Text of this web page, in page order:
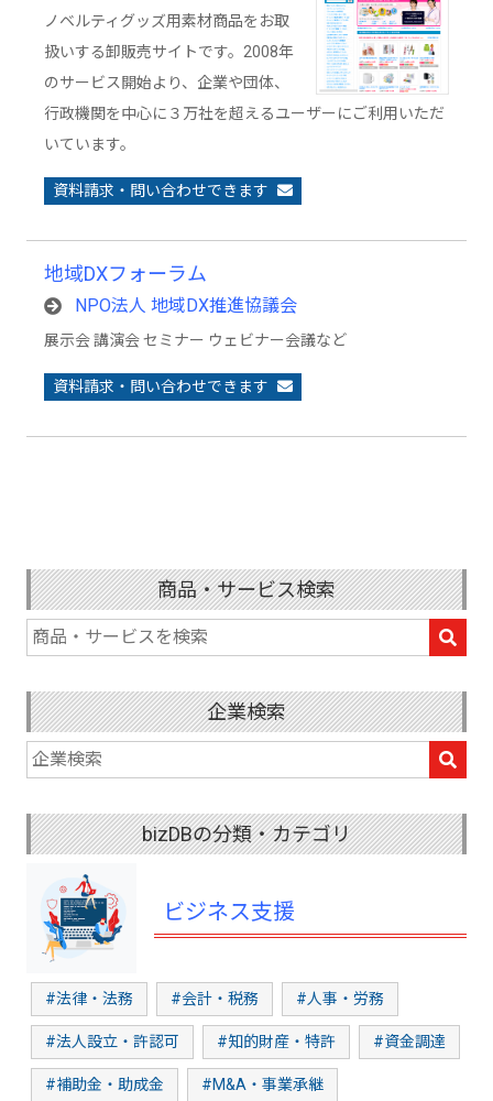
ノベルティグッズ用素材商品をお取
扱いする卸販売サイトです。2008年
のサービス開始より、企業や団体、
行政機関を中心に３万社を超えるユーザーにご利用いただ
いています。
資料請求・問い合わせできます
地域DXフォーラム
NPO法人 地域DX推進協議会
展示会 講演会 セミナー ウェビナー会議など
資料請求・問い合わせできます
商品・サービス検索
企業検索
bizDBの分類・カテゴリ
ビジネス支援
#法律・法務 #会計・税務 #人事・労務
#法人設立・許認可 #知的財産・特許 #資金調達
#補助金・助成金 #M&A・事業承継